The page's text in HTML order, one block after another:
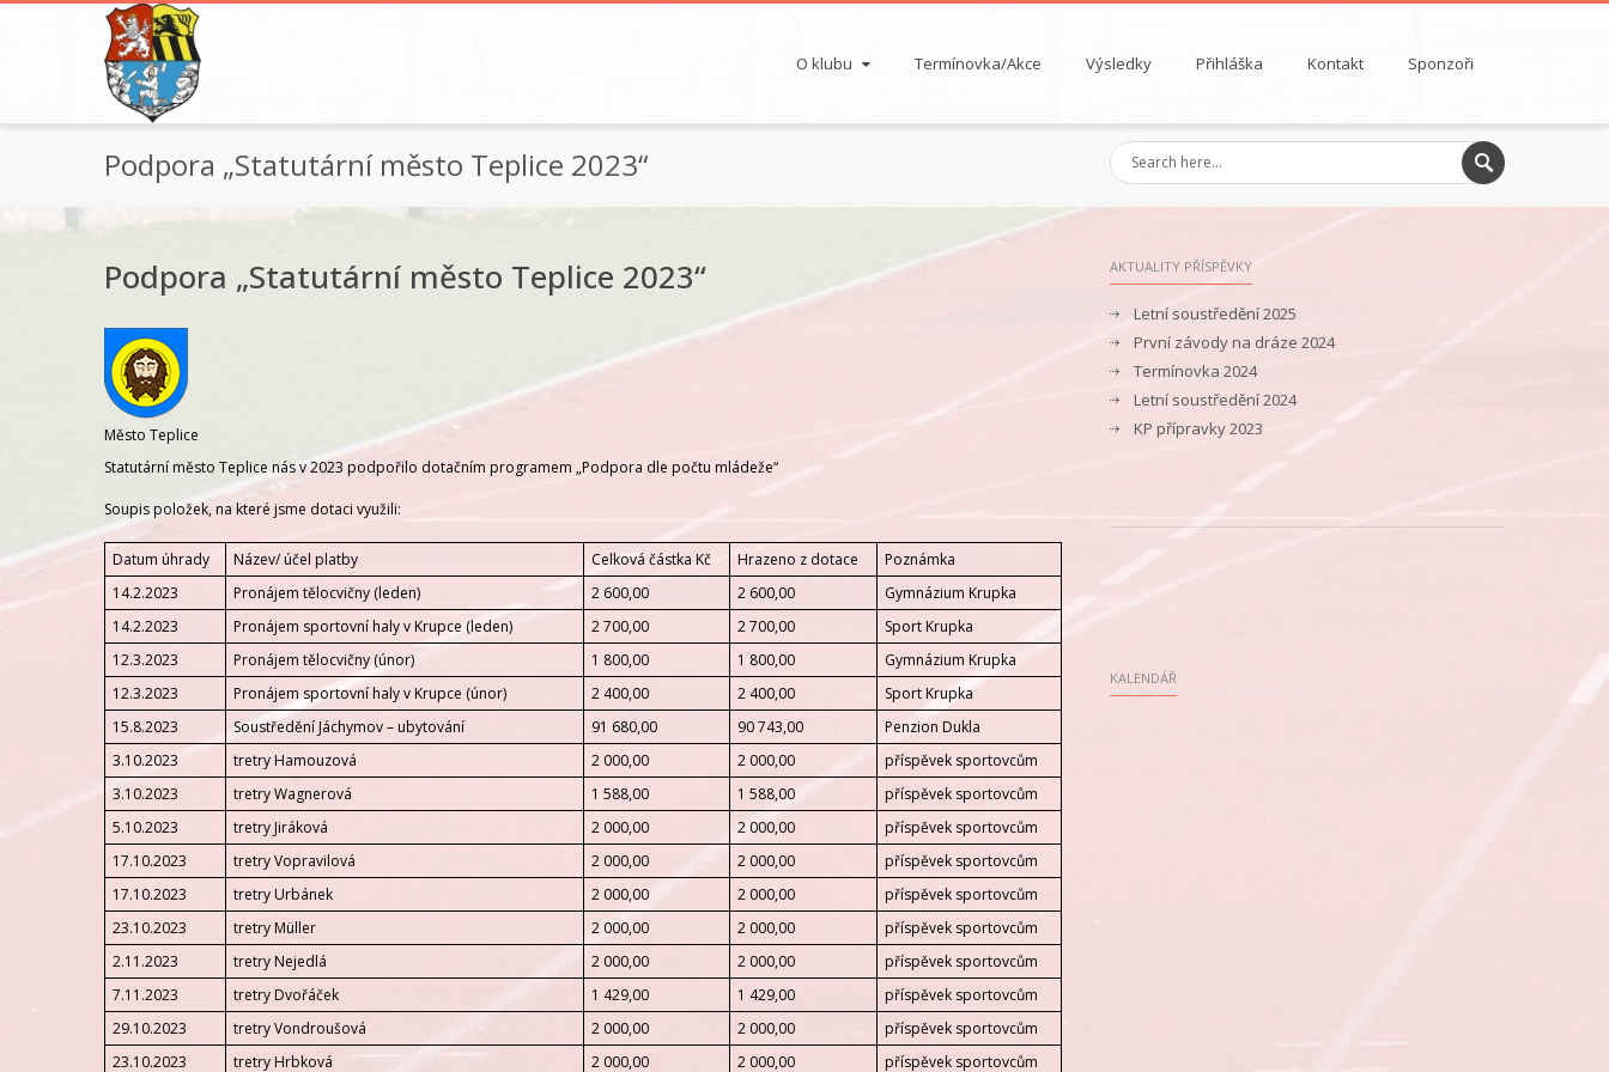
O klubu Termínovka/Akce Výsledky Přihláška Kontakt Sponzoři
Podpora „Statutární město Teplice 2023“
Podpora „Statutární město Teplice 2023“
Město Teplice
Statutární město Teplice nás v 2023 podpořilo dotačním programem „Podpora dle počtu mládeže“
Soupis položek, na které jsme dotaci využili:
Datum úhrady Název/ účel platby Celková částka Kč Hrazeno z dotace
Poznámka
14.2.2023
Pronájem tělocvičny (leden) 2 600,00 2 600,00
Gymnázium Krupka
14.2.2023
Pronájem sportovní haly v Krupce (leden) 2 700,00 2 700,00
Sport Krupka
12.3.2023
Pronájem tělocvičny (únor) 1 800,00 1 800,00
Gymnázium Krupka
12.3.2023
Pronájem sportovní haly v Krupce (únor) 2 400,00 2 400,00
Sport Krupka
15.8.2023
Soustředění Jáchymov – ubytování 91 680,00 90 743,00
Penzion Dukla
3.10.2023
tretry Hamouzová 2 000,00 2 000,00
příspěvek sportovcům
3.10.2023
tretry Wagnerová 1 588,00 1 588,00
příspěvek sportovcům
5.10.2023
tretry Jiráková 2 000,00 2 000,00
příspěvek sportovcům
17.10.2023
tretry Vopravilová 2 000,00 2 000,00
příspěvek sportovcům
17.10.2023
tretry Urbánek 2 000,00 2 000,00
příspěvek sportovcům
23.10.2023
tretry Müller 2 000,00 2 000,00
příspěvek sportovcům
2.11.2023
tretry Nejedlá 2 000,00 2 000,00
příspěvek sportovcům
7.11.2023
tretry Dvořáček 1 429,00 1 429,00
příspěvek sportovcům
29.10.2023
tretry Vondroušová 2 000,00 2 000,00
příspěvek sportovcům
23.10.2023
tretry Hrbková 2 000,00 2 000,00 příspěvek sportovcům
AKTUALITY PŘÍSPĚVKY
Letní soustředění 2025
První závody na dráze 2024
Termínovka 2024
Letní soustředění 2024
KP přípravky 2023
KALENDÁŘ